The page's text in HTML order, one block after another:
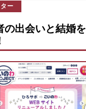
ー
の出会いと結婚を